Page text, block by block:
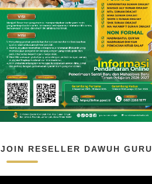
JOIN RESELLER DAWUH GURU